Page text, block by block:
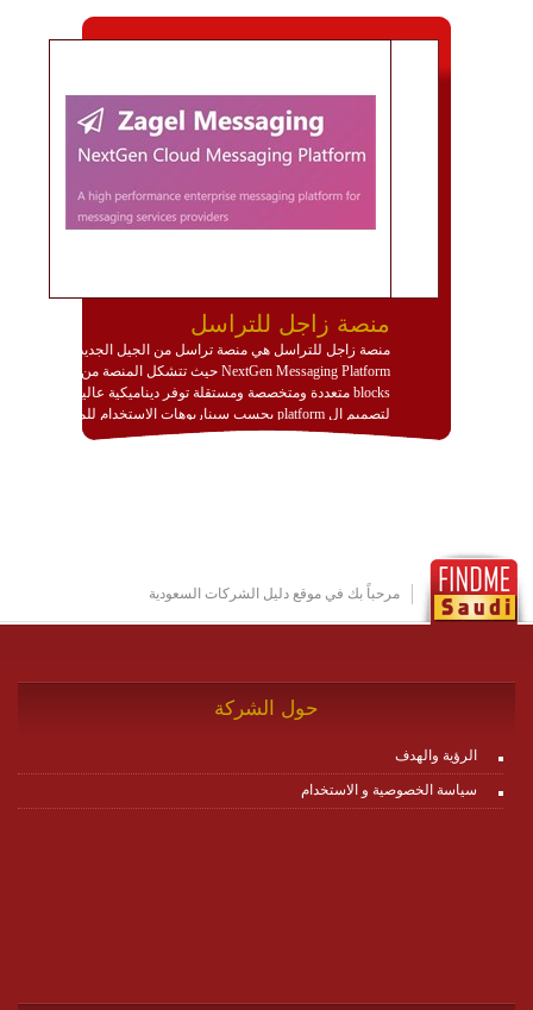
منصة زاجل للتراسل
منصة زاجل للتراسل هي منصة تراسل من الجيل الجديد
NextGen Messaging Platform حيث تتشكل المنصة من
blocks متعددة ومتخصصة ومستقلة توفر ديناميكية عالية
لتصميم ال platform بحسب سيناريوهات الاستخدام للمنصة
وتتوافق مع النشر والاستثمار ضمن بيئة استضافة dedicated
http://www.plutosms.com/zagel
مرحباً بك في موقع دليل الشركات السعودية
حول الشركة
الرؤية والهدف
سياسة الخصوصية و الاستخدام